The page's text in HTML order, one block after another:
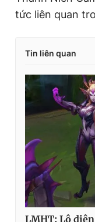
tức liên quan
Tin liên quan
LMHT: Lộ